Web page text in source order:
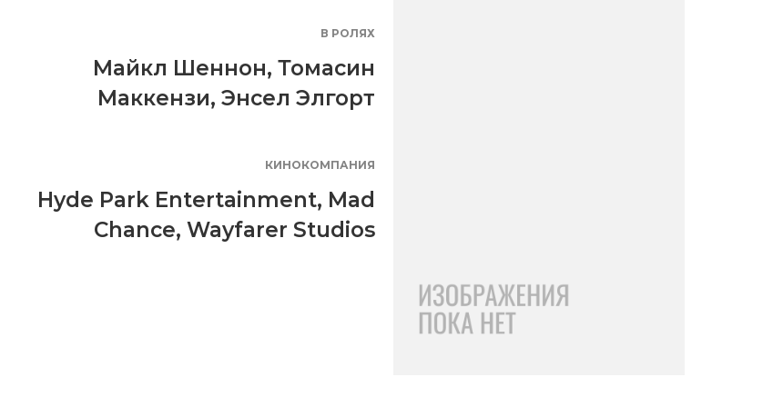
В РОЛЯХ
Майкл Шеннон, Томасин
Маккензи, Энсел Элгорт
КИНОКОМПАНИЯ
Hyde Park Entertainment, Mad
Chance, Wayfarer Studios